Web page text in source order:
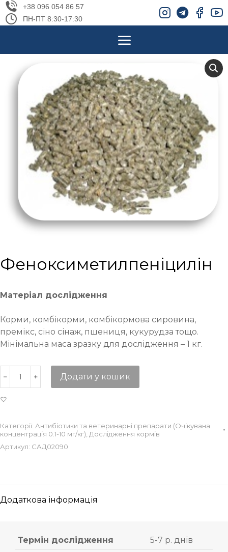
+38 096 054 86 57
ПН-ПТ 8:30-17:30
Феноксиметилпеніцилін
Матеріал дослідження
Корми, комбікорми, комбікормова сировина,
премікс, сіно сінаж, пшениця, кукурудза тощо.
Мінімальна маса зразку для дослідження – 1 кг.
Додати у кошик
Категорії: Антибіотики та ветеринарні препарати (Очікувана
концентрація 0.1-10 мг/кг) Дослідження кормів
Артикул: САД02090
Додаткова інформація
Термін дослідження
5-7 р. днів